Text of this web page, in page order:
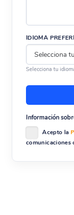
IDIOMA
Selecciona tu
Información
Acepto la
comunicaciones